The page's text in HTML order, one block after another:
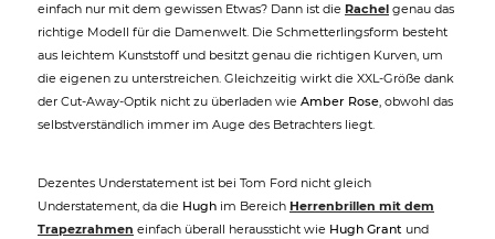
einfach nur mit dem gewissen Etwas? Dann ist die Rachel genau das
richtige Modell für die Damenwelt. Die Schmetterlingsform besteht
aus leichtem Kunststoff und besitzt genau die richtigen Kurven, um
die eigenen zu unterstreichen. Gleichzeitig wirkt die XXL-Größe dank
der Cut-Away-Optik nicht zu überladen wie Amber Rose, obwohl das
selbstverständlich immer im Auge des Betrachters liegt.
Dezentes Understatement ist bei Tom Ford nicht gleich
Understatement, da die Hugh im Bereich Herrenbrillen mit dem
Trapezrahmen einfach überall heraussticht wie Hugh Grant und